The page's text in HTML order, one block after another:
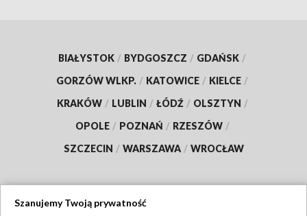
BIAŁYSTOK / BYDGOSZCZ / GDAŃSK /
GORZÓW WLKP. / KATOWICE / KIELCE /
KRAKÓW / LUBLIN / ŁÓDŹ / OLSZTYN /
OPOLE / POZNAŃ / RZESZÓW /
SZCZECIN / WARSZAWA / WROCŁAW
Szanujemy Twoją prywatność